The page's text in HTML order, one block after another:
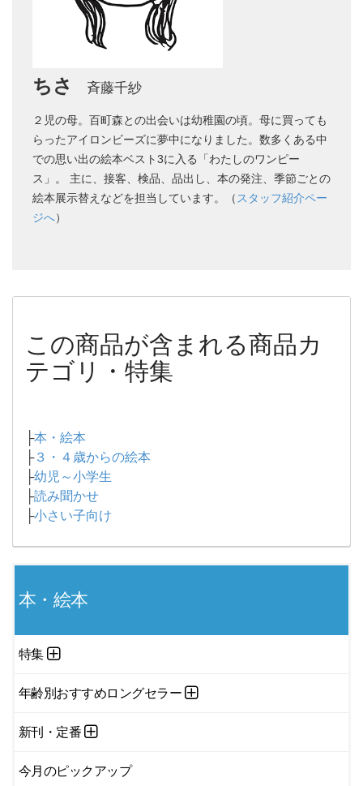
ちさ 斉藤千紗
２児の母。百町森との出会いは幼稚園の頃。母に買っても
らったアイロンビーズに夢中になりました。数多くある中
での思い出の絵本ベスト3に入る「わたしのワンピー
ス」。 主に、接客、検品、品出し、本の発注、季節ごとの
絵本展示替えなどを担当しています。（ スタッフ紹介ペー
ジへ）
この商品が含まれる商品カ
テゴリ・特集
├本・絵本
├３・４歳からの絵本
├幼児～小学生
├読み聞かせ
├小さい子向け
本・絵本
特集
年齢別おすすめロングセラー
新刊・定番
今月のピックアップ